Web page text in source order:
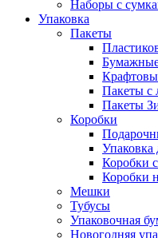
Наборы с
Упаковка
Пакеты
Пакеты с
Пакеты
Коробки
Упаковка
Коробки
Коробки
Мешки
Тубусы
Упаковочная
Новогодняя